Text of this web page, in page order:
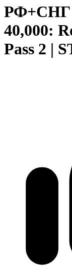
РФ+СНГ
40,000:
Pass 2 |